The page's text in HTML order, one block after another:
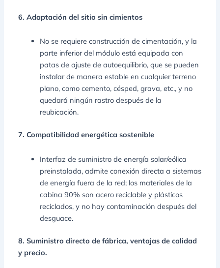
6. Adaptación del sitio sin cimientos
No se requiere construcción de cimentación, y la
parte inferior del módulo está equipada con
patas de ajuste de autoequilibrio, que se pueden
instalar de manera estable en cualquier terreno
plano, como cemento, césped, grava, etc., y no
quedará ningún rastro después de la
reubicación.
7. Compatibilidad energética sostenible
Interfaz de suministro de energía solar/eólica
preinstalada, admite conexión directa a sistemas
de energía fuera de la red; los materiales de la
cabina 90% son acero reciclable y plásticos
reciclados, y no hay contaminación después del
desguace.
8. Suministro directo de fábrica, ventajas de calidad
y precio.